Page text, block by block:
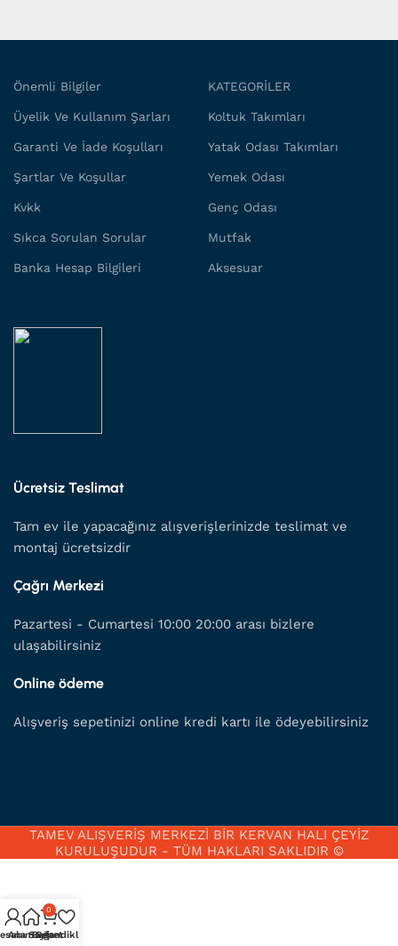
Önemli Bilgiler
Üyelik Ve Kullanım Şarları
Garanti Ve İade Koşulları
Şartlar Ve Koşullar
Kvkk
Sıkca Sorulan Sorular
Banka Hesap Bilgileri
KATEGORİLER
Koltuk Takımları
Yatak Odası Takımları
Yemek Odası
Genç Odası
Mutfak
Aksesuar
Ücretsiz Teslimat
Tam ev ile yapacağınız alışverişlerinizde teslimat ve
montaj ücretsizdir
Çağrı Merkezi
Pazartesi - Cumartesi 10:00 20:00 arası bizlere
ulaşabilirsiniz
Online ödeme
Alışveriş sepetinizi online kredi kartı ile ödeyebilirsiniz
TAMEV ALIŞVERİŞ MERKEZİ BİR KERVAN HALI ÇEYİZ
KURULUŞUDUR - TÜM HAKLARI SAKLIDIR ©
Ana Sayfa
0
Sepet
Beğendiklerim